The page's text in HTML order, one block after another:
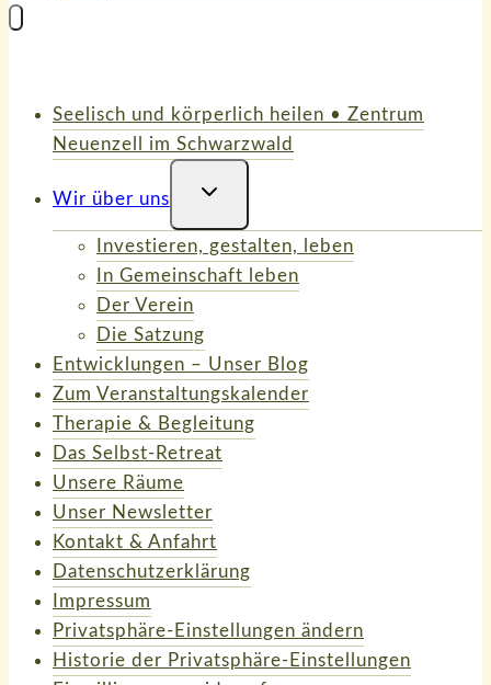
Seelisch und körperlich heilen • Zentrum
Neuenzell im Schwarzwald
Wir über uns
Untermenü
Investieren, gestalten, leben
In Gemeinschaft leben
Der Verein
Die Satzung
Entwicklungen – Unser Blog
Zum Veranstaltungskalender
Therapie & Begleitung
Das Selbst-Retreat
Unsere Räume
Unser Newsletter
Kontakt & Anfahrt
Datenschutzerklärung
Impressum
Privatsphäre-Einstellungen ändern
Historie der Privatsphäre-Einstellungen